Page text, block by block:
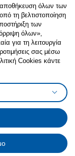
ΙΚΕΑ.gr
αποθήκευση όλων των
τη βελτιστοποίηση
των
όλων»,
για τη λειτουργία
σας μέσω
Cookies κάντε